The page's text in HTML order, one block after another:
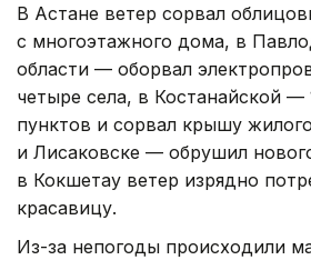
В Астане ветер сорвал
с многоэтажного дома, в
области — оборвал
четыре села, в Костанайской —
пунктов и сорвал крышу
и Лисаковске — обрушил
в Кокшетау ветер изрядно
красавицу.
Из-за непогоды происходили